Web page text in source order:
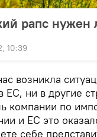
рапс
10:39
возникла
ЕС, ни в другие
компании по
и ЕС это
себе